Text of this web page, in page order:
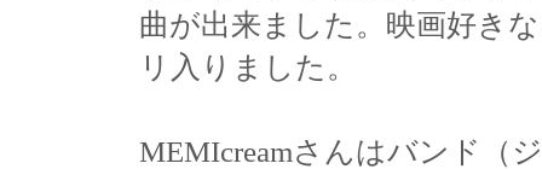
曲が出来ました。映画好き
リ入りました。
MEMIcreamさんはバンド（